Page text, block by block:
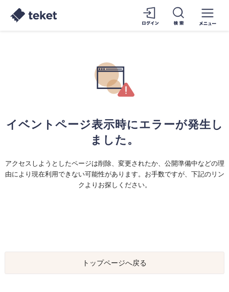
イベントページ表示時にエラーが発生し
ました。
アクセスしようとしたページは削除、変更されたか、公開準備中などの理
由により現在利用できない可能性があります。お手数ですが、下記のリン
クよりお探しください。
トップページへ戻る